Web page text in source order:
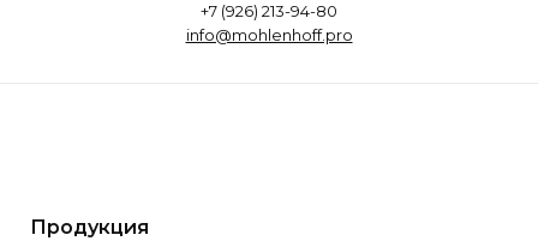
+7 (926) 213-94-80
info@mohlenhoff.pro
Продукция